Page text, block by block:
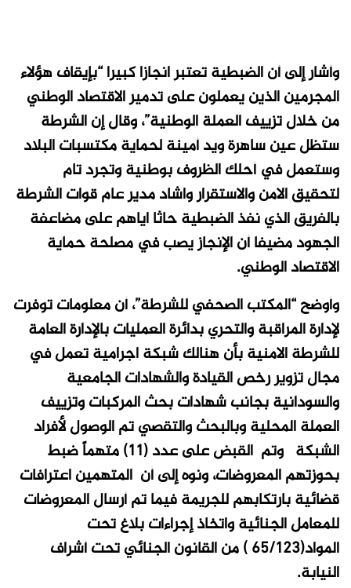
وأشار إلى أن الضبطية تعتبر انجازا كبيرا “بإيقاف هؤلاء
المجرمين الذين يعملون على تدمير الاقتصاد الوطني
من خلال تزييف العملة الوطنية”، وقال إن الشرطة
ستظل عين ساهرة ويد أمينة لحماية مكتسبات البلاد
وستعمل في أحلك الظروف بوطنية وتجرد تام
لتحقيق الامن والاستقرار واشاد مدير عام قوات الشرطة
بالفريق الذي نفذ الضبطية حاثا اياهم على مضاعفة
الجهود مضيفا أن الإنجاز يصب في مصلحة حماية
الاقتصاد الوطني.
وأوضح “المكتب الصحفي للشرطة”، أن معلومات توفرت
لإدارة المراقبة والتحري بدائرة العمليات بالإدارة العامة
للشرطة الامنية بأن هنالك شبكة اجرامية تعمل في
مجال تزوير رخص القيادة والشهادات الجامعية
والسودانية بجانب شهادات بحث المركبات وتزييف
العملة المحلية وبالبحث والتقصي تم الوصول لأفراد
الشبكة وتم القبض على عدد (11) متهماً ضبط
بحوزتهم المعروضات، ونوه إلى أن المتهمين اعترافات
قضائية بارتكابهم للجريمة فيما تم أرسال المعروضات
للمعامل الجنائية واتخاذ إجراءات بلاغ تحت
المواد(65/123 ) من القانون الجنائي تحت أشراف
النيابة.